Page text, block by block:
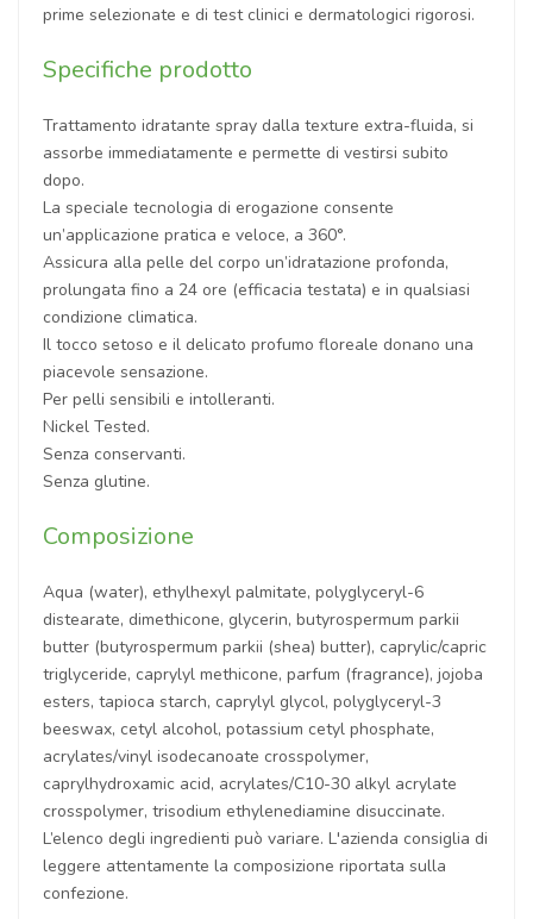
prime selezionate e di test clinici e dermatologici rigorosi.
Specifiche prodotto
Trattamento idratante spray dalla texture extra-fluida, si
assorbe immediatamente e permette di vestirsi subito
dopo.
La speciale tecnologia di erogazione consente
un’applicazione pratica e veloce, a 360°.
Assicura alla pelle del corpo un’idratazione profonda,
prolungata fino a 24 ore (efficacia testata) e in qualsiasi
condizione climatica.
Il tocco setoso e il delicato profumo floreale donano una
piacevole sensazione.
Per pelli sensibili e intolleranti.
Nickel Tested.
Senza conservanti.
Senza glutine.
Composizione
Aqua (water), ethylhexyl palmitate, polyglyceryl-6
distearate, dimethicone, glycerin, butyrospermum parkii
butter (butyrospermum parkii (shea) butter), caprylic/capric
triglyceride, caprylyl methicone, parfum (fragrance), jojoba
esters, tapioca starch, caprylyl glycol, polyglyceryl-3
beeswax, cetyl alcohol, potassium cetyl phosphate,
acrylates/vinyl isodecanoate crosspolymer,
caprylhydroxamic acid, acrylates/C10-30 alkyl acrylate
crosspolymer, trisodium ethylenediamine disuccinate.
L’elenco degli ingredienti può variare. L'azienda consiglia di
leggere attentamente la composizione riportata sulla
confezione.